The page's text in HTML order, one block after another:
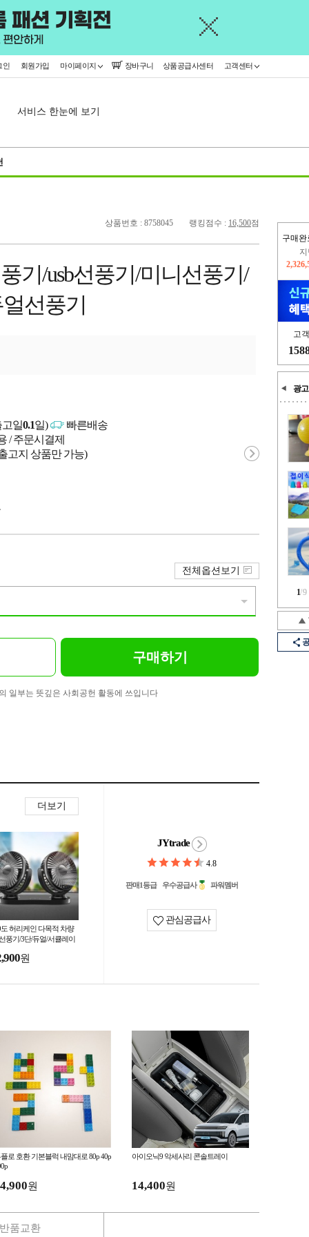
인 회원가입 마이페이지 장바구니 상품공급사센터 고객센터
서비스 한눈에 보기
구매완
고
광고
1/9
상품번호 : 8758045 랭킹점수 : 16,500점
기/usb선풍기/미니선풍기/
선풍기
일0.1일)
빠른배송
/ 주문시결제
고지 상품만 가능)
전체옵션보기
구매하기
일부는 뜻깊은 사회공헌 활동에 쓰입니다
더보기
도 허리케인 다목적 차량
풍기/3단/듀얼/서큘레이
원
JYtrade
4.8
판매1등급 우수공급사 파워멤버
관심공급사
로 호환 기본블럭 내맘대로 80p 40p
원
아이오닉9 악세사리 콘솔트레이
14,400원
반품교환